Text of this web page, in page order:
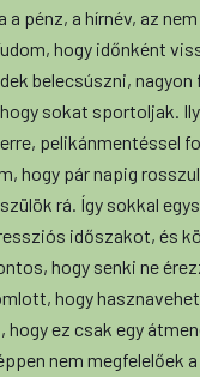
a pénz, a hírnév, az
hogy időnként
belecsúszni, nagyon
sokat sportoljak.
pelikánmentéssel
hogy pár napig
rá. Így sokkal
időszakot, és
hogy senki ne
hogy
hogy ez csak egy
nem megfelelőek